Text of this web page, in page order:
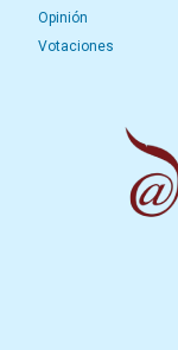
Opinión
Votaciones